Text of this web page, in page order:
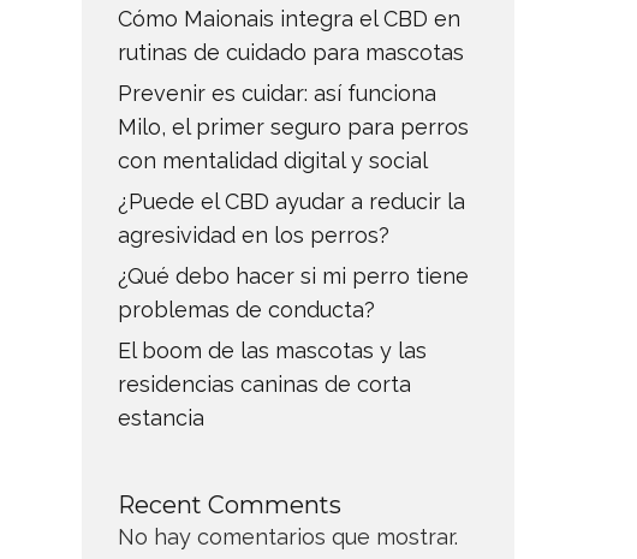
Cómo Maionais integra el CBD en
rutinas de cuidado para mascotas
Prevenir es cuidar: así funciona
Milo, el primer seguro para perros
con mentalidad digital y social
¿Puede el CBD ayudar a reducir la
agresividad en los perros?
¿Qué debo hacer si mi perro tiene
problemas de conducta?
El boom de las mascotas y las
residencias caninas de corta
estancia
Recent Comments
No hay comentarios que mostrar.